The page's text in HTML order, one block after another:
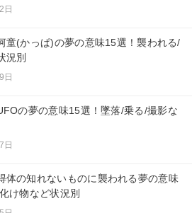
日
童(かっぱ)の夢の意味15選！襲われる/
況別
日
の夢の意味15選！墜落/乗る/撮影な
日
体の知れないものに襲われる夢の意味
け物など状況別